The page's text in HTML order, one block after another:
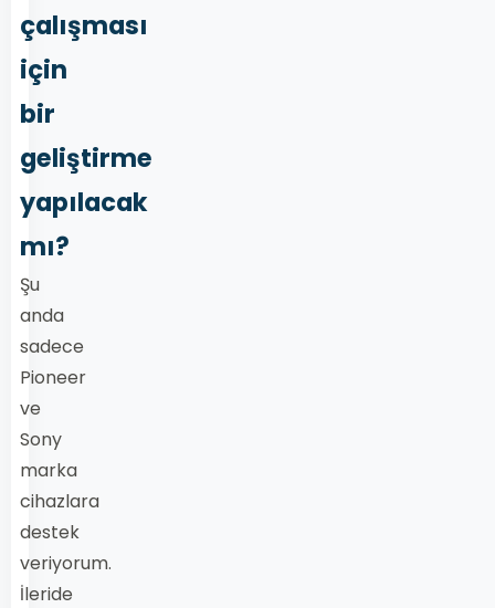
çalışması
için
bir
geliştirme
yapılacak
mı?
Şu
anda
sadece
Pioneer
ve
Sony
marka
cihazlara
destek
veriyorum.
İleride